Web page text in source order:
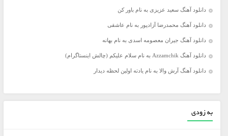
دانلود آهنگ سعید عزیزی به نام باور کن
دانلود آهنگ محمدرضا آزادپور به نام عاشقی
دانلود آهنگ جیران معصومه اسدی به نام بهانه
دانلود آهنگ Azzamchik به نام سلام علیکم (چالش اینستاگرام)
دانلود آهنگ آرش والا به نام یادته اولین لحظه دیدار
به زودی